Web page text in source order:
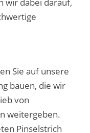
wir dabei darauf,
Sie auf unsere
bauen, die wir
von
weitergeben.
Pinselstrich